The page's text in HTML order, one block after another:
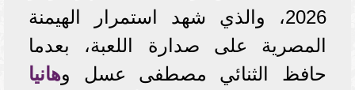
2026، والذي شهد استمرار الهيمنة
المصرية على صدارة اللعبة، بعدما
حافظ الثنائي مصطفى عسل وهانيا